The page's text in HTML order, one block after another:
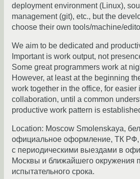
deployment environment (Linux),
management (git), etc., but the
choose their own tools/machine/
We aim to be dedicated and
Important is work output, not
Some great programmers work at
However, at least at the beginning
work together in the office, for easier
collaboration, until a common
productive work pattern is
Location: Moscow Smolenskaya,
официальное оформление, ТК РФ,
с периодическими выездами в
Москвы и ближайшего окружения
испытательного срока.